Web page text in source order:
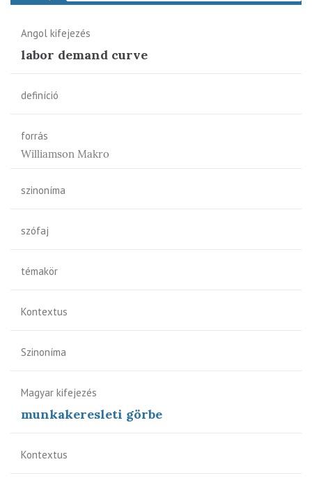
Angol kifejezés
labor demand curve
definíció
forrás
Williamson Makro
szinoníma
szófaj
témakör
Kontextus
Szinoníma
Magyar kifejezés
munkakeresleti görbe
Kontextus